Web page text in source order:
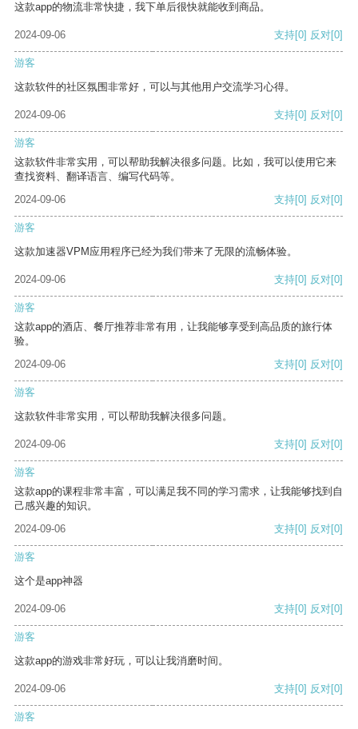
这款app的物流非常快捷，我下单后很快就能收到商品。
2024-09-06 支持[0] 反对[0]
游客
这款软件的社区氛围非常好，可以与其他用户交流学习心得。
2024-09-06 支持[0] 反对[0]
游客
这款软件非常实用，可以帮助我解决很多问题。比如，我可以使用它来
查找资料、翻译语言、编写代码等。
2024-09-06
支持[0] 反对[0]
游客
这款加速器VPM应用程序已经为我们带来了无限的流畅体验。
2024-09-06 支持[0] 反对[0]
游客
这款app的酒店、餐厅推荐非常有用，让我能够享受到高品质的旅行体
验。
2024-09-06
支持[0] 反对[0]
游客
这款软件非常实用，可以帮助我解决很多问题。
2024-09-06 支持[0] 反对[0]
游客
这款app的课程非常丰富，可以满足我不同的学习需求，让我能够找到自
己感兴趣的知识。
2024-09-06
支持[0] 反对[0]
游客
这个是app神器
2024-09-06 支持[0] 反对[0]
游客
这款app的游戏非常好玩，可以让我消磨时间。
2024-09-06 支持[0] 反对[0]
游客